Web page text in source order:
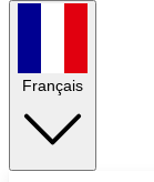
Français